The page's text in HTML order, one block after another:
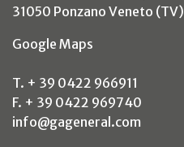
31050 Ponzano Veneto (TV)
Google Maps
T. + 39 0422 966911
F. + 39 0422 969740
info@gageneral.com